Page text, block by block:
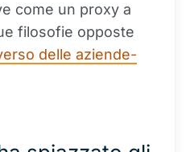
come un proxy a
filosofie opposte
delle aziende-